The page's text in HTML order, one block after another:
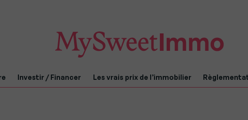
Investir / Financer Les vrais prix de l’immobilier